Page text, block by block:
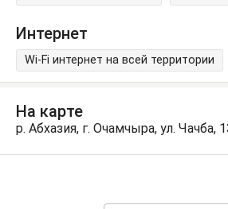
Интернет
Wi-Fi интернет на всей территории
На карте
р. Абхазия, г. Очамчыра, ул. Чачба,